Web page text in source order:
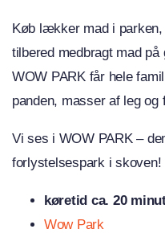
Køb lækker mad i
tilbered medbragt mad
WOW PARK får hele
panden, masser af leg og
Vi ses i WOW PARK –
forlystelsespark i skoven!
køretid ca. 20
Wow Park